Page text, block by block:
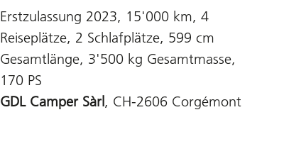
Erstzulassung 2023, 15'000 km, 4
Reiseplätze, 2 Schlafplätze, 599 cm
Gesamtlänge, 3'500 kg Gesamtmasse,
170 PS
GDL Camper Sàrl, CH-2606 Corgémont